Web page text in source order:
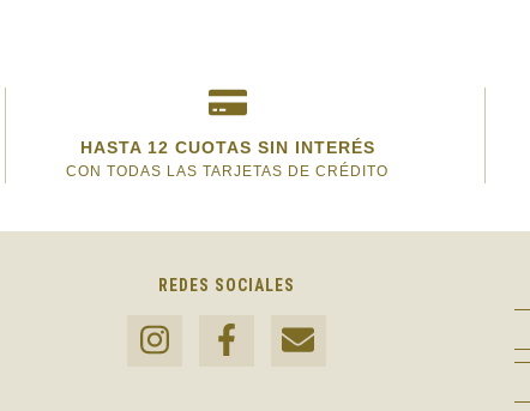
HASTA 12 CUOTAS SIN INTERÉS
CON TODAS LAS TARJETAS DE CRÉDITO
REDES SOCIALES